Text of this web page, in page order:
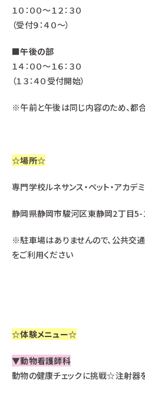
１０：００～１２：３０
（受付９：４０～）
■午後の部
１４：００～１６：３０
（１３：４０受付開始）
※午前と午後は同じ内容のため、都
☆場所☆
専門学校ルネサンス・ペット・アカデ
静岡県静岡市駿河区東静岡2丁目5-
※駐車場はありませんので、公共交
をご利用ください
☆体験メニュー☆
▼動物看護師科
動物の健康チェックに挑戦☆注射器を